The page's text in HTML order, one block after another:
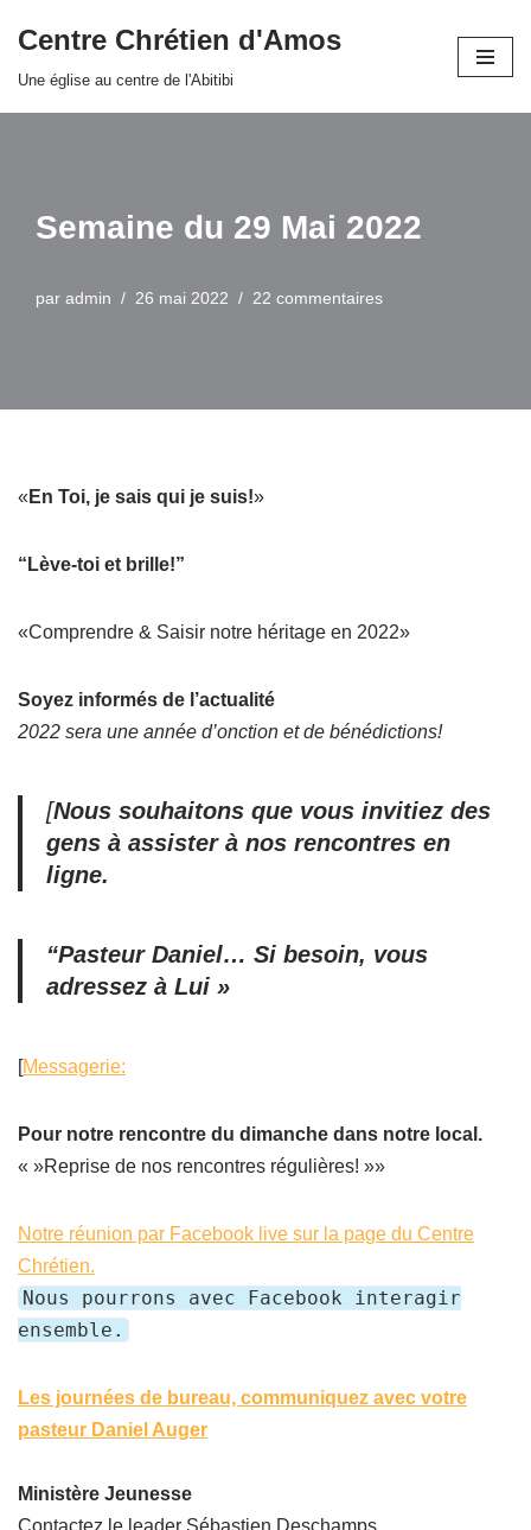
Centre Chrétien d'Amos
Une église au centre de l'Abitibi
Semaine du 29 Mai 2022
par admin 26 mai 2022 22 commentaires
« En Toi, je sais qui je suis!»
“Lève-toi et brille!”
«Comprendre & Saisir notre héritage en 2022»
Soyez informés de l’actualité
2022 sera une année d’onction et de bénédictions!
[Nous souhaitons que vous invitiez des
gens à assister à nos rencontres en
ligne.
“Pasteur Daniel… Si besoin, vous
adressez à Lui »
[Messagerie:
Pour notre rencontre du dimanche dans notre local.
« »Reprise de nos rencontres régulières! »»
Notre réunion par Facebook live sur la page du Centre
Chrétien.
Nous pourrons avec Facebook interagir
ensemble.
Les journées de bureau, communiquez avec votre
pasteur Daniel Auger
Ministère Jeunesse
Contactez le leader Sébastien Deschamps